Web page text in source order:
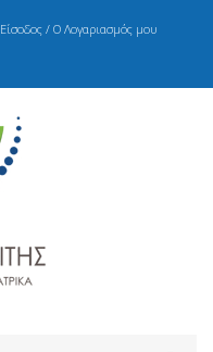
Είσοδος / Ο Λογαριασμός μου